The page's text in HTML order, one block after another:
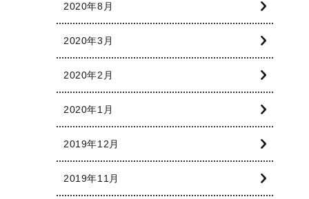
2020年8月
2020年3月
2020年2月
2020年1月
2019年12月
2019年11月